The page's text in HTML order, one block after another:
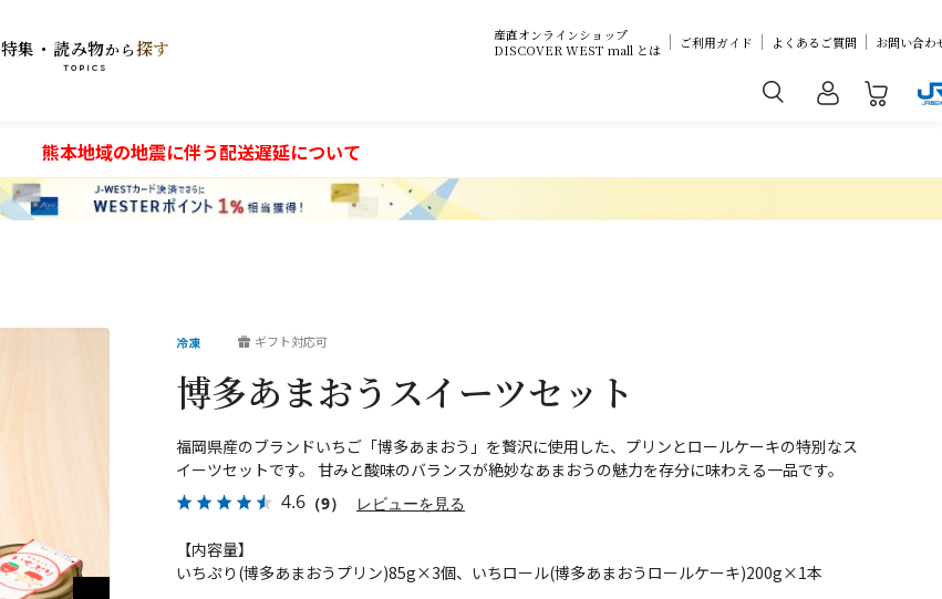
特集・読み物から 探す
TOPICS
産直オンラインショップ
DISCOVER WEST mall とは
ご利用ガイド よくあるご質問 お問い合わ
熊本地域の地震に伴う配送遅延について
ギフト対応可
福岡県産のブランドいちご「博多あまおう」を贅沢に使用した、プリンとロールケーキの特別なス
イーツセットです。 甘みと酸味のバランスが絶妙なあまおうの魅力を存分に味わえる一品です。
4.6 （9） レビューを見る
【内容量】
いちぷり(博多あまおうプリン)85g×3個、いちロール(博多あまおうロールケーキ)200g×1本
博多あまおうスイーツセット